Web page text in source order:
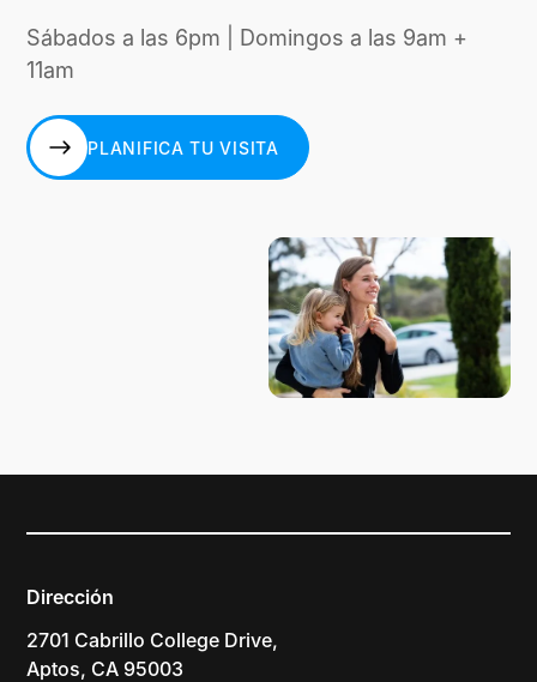
Sábados a las 6pm | Domingos a las 9am +
11am
PLANIFICA TU VISITA
Dirección
2701 Cabrillo College Drive,
Aptos, CA 95003